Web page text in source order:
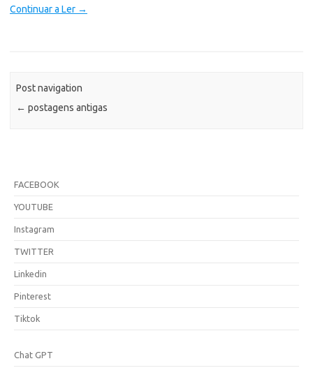
Continuar a Ler →
Post navigation
← postagens antigas
FACEBOOK
YOUTUBE
Instagram
TWITTER
Linkedin
Pinterest
Tiktok
Chat GPT